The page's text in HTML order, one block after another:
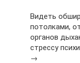
Видеть
потолками,
органов
стрессу
→